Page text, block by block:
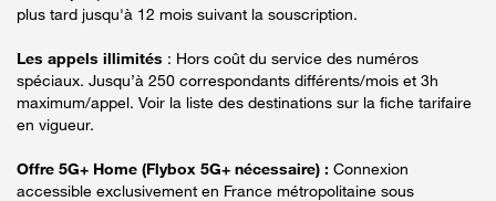
plus tard jusqu'à 12 mois suivant la souscription.
Les appels illimités : Hors coût du service des numéros
spéciaux. Jusqu’à 250 correspondants différents/mois et 3h
maximum/appel. Voir la liste des destinations sur la fiche tarifaire
en vigueur.
Offre 5G+ Home (Flybox 5G+ nécessaire) : Connexion
accessible exclusivement en France métropolitaine sous